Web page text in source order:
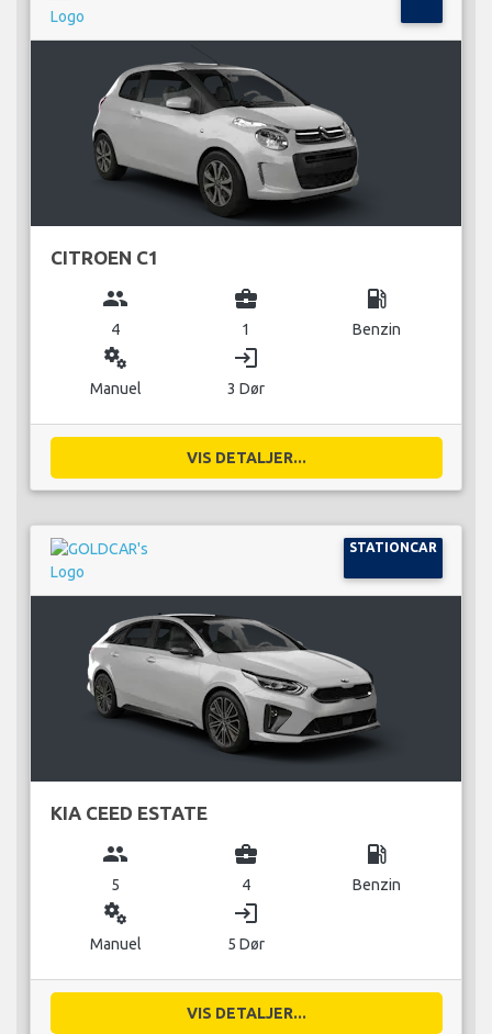
CITROEN C1
group
4
business_center
1
local_gas_station
Benzin
miscellaneous_services
Manuel
login
3 Dør
VIS DETALJER...
STATIONCAR
KIA CEED ESTATE
group
5
business_center
4
local_gas_station
Benzin
miscellaneous_services
Manuel
login
5 Dør
VIS DETALJER...